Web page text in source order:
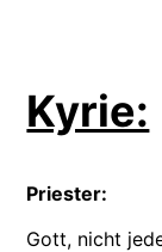
Kyrie:
Priester:
Gott, nicht